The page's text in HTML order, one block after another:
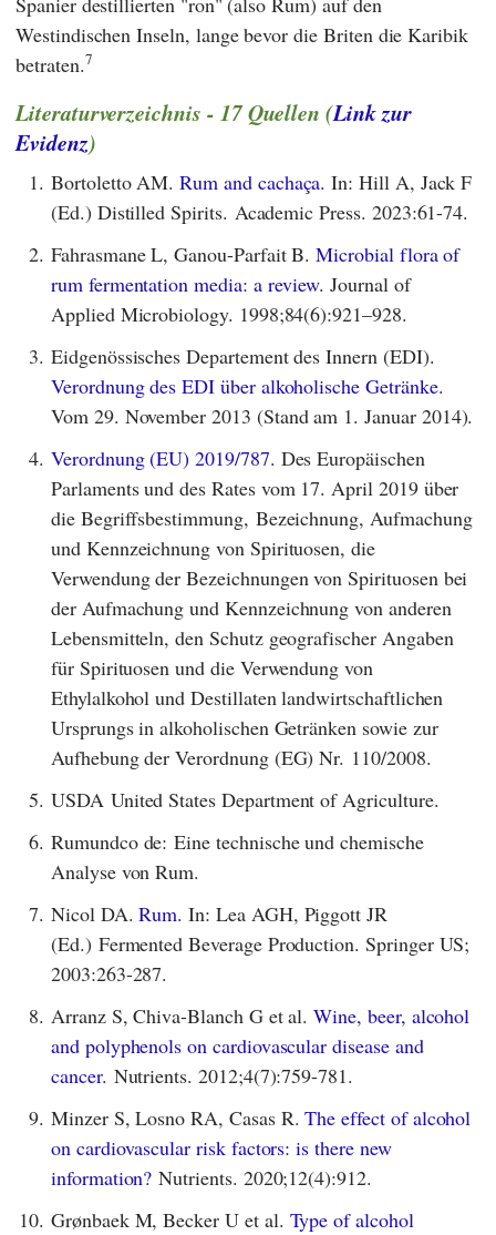
Westindischen Inseln, lange bevor die Briten die Karibik
betraten.7
Literaturverzeichnis - 17 Quellen (Link zur
Evidenz)
1. Bortoletto AM.Rum and cachaça. In: Hill A, Jack F
(Ed.) Distilled Spirits. Academic Press. 2023:61-74.
2. Fahrasmane L, Ganou-Parfait B.Microbial flora of
rum fermentation media: a review. Journal of
Applied Microbiology. 1998;84(6):921–928.
3. Eidgenössisches Departement des Innern (EDI).
Verordnung des EDI über alkoholische Getränke.
Vom 29. November 2013 (Stand am 1. Januar 2014).
4. Verordnung (EU) 2019/787. Des Europäischen
Parlaments und des Rates vom 17. April 2019 über
die Begriffsbestimmung, Bezeichnung, Aufmachung
und Kennzeichnung von Spirituosen, die
Verwendung der Bezeichnungen von Spirituosen bei
der Aufmachung und Kennzeichnung von anderen
Lebensmitteln, den Schutz geografischer Angaben
für Spirituosen und die Verwendung von
Ethylalkohol und Destillaten landwirtschaftlichen
Ursprungs in alkoholischen Getränken sowie zur
Aufhebung der Verordnung (EG) Nr. 110/2008.
5. USDA United States Department of Agriculture.
6. Rumundco de: Eine technische und chemische
Analyse von Rum.
7. Nicol DA.Rum. In: Lea AGH, Piggott JR
(Ed.) Fermented Beverage Production. Springer US;
2003:263-287.
8. Arranz S, Chiva-Blanch G et al.Wine, beer, alcohol
and polyphenols on cardiovascular disease and
cancer. Nutrients. 2012;4(7):759-781.
9. Minzer S, Losno RA, Casas R.The effect of alcohol
on cardiovascular risk factors: is there new
information? Nutrients. 2020;12(4):912.
10. Grønbaek M, Becker U et al. Type of alcohol